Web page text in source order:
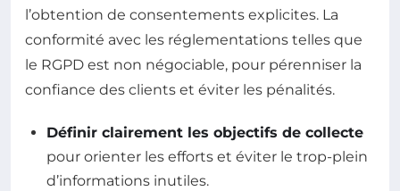
l’obtention de consentements explicites. La
conformité avec les réglementations telles que
le RGPD est non négociable, pour pérenniser la
confiance des clients et éviter les pénalités.
Définir clairement les objectifs de collecte
pour orienter les efforts et éviter le trop-plein
d’informations inutiles.